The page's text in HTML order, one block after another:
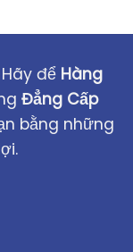
để Hàng
Đẳng Cấp
bằng những